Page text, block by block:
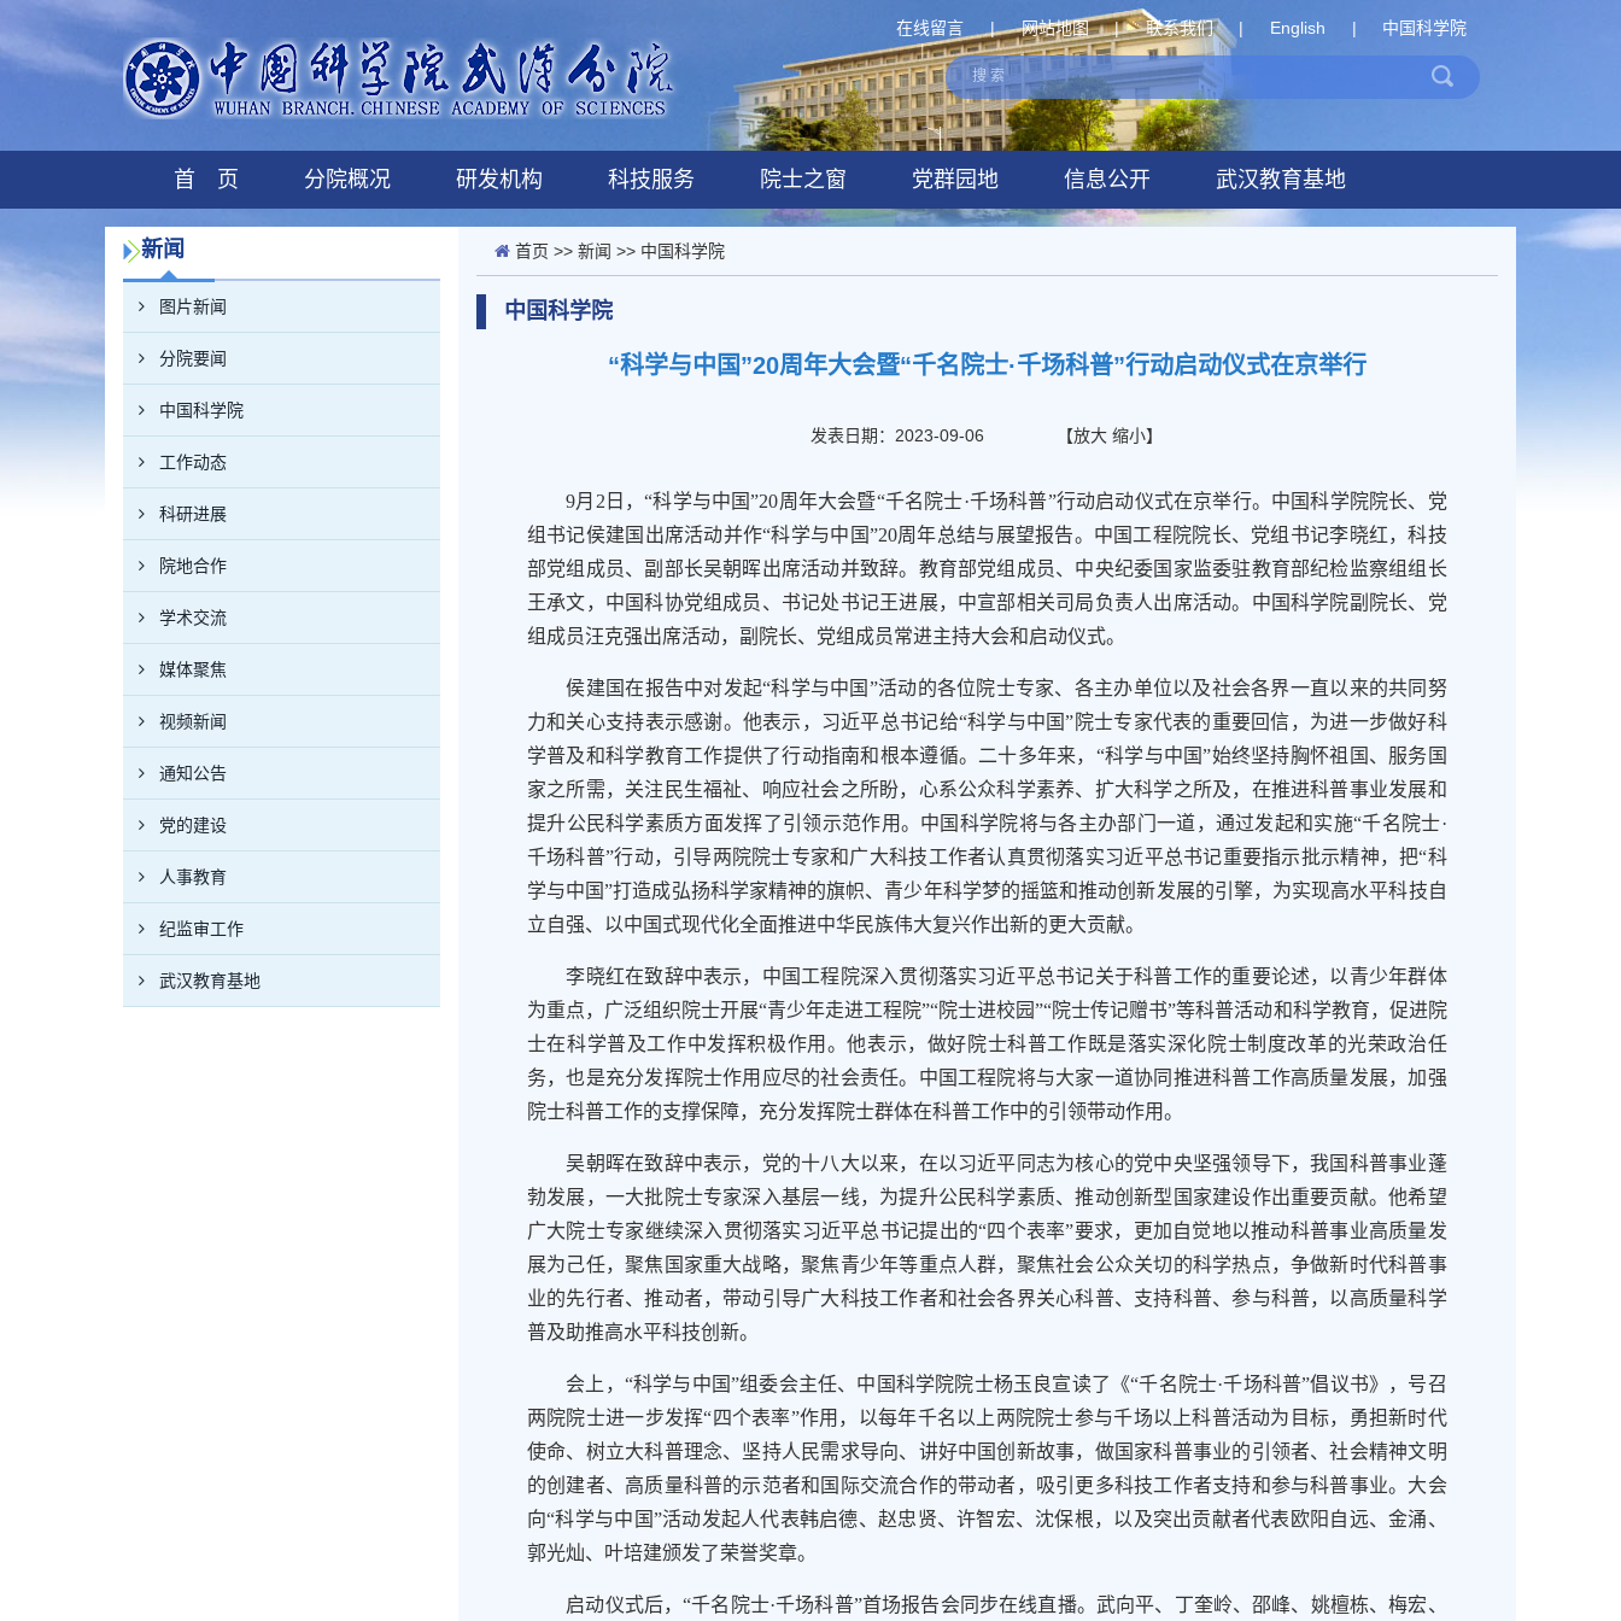
中国科学院
|
English
|
联系我们
|
网站地图
|
在线留言
首 页 分院概况 研发机构 科技服务 院士之窗 党群园地 信息公开 武汉教育基地
新闻
图片新闻
分院要闻
中国科学院
工作动态
科研进展
院地合作
学术交流
媒体聚焦
视频新闻
通知公告
党的建设
人事教育
纪监审工作
武汉教育基地
首页 >> 新闻 >> 中国科学院
中国科学院
“科学与中国”20周年大会暨“千名院士·千场科普”行动启动仪式在京举行
发表日期：2023-09-06 【放大 缩小】
9月2日，“科学与中国”20周年大会暨“千名院士·千场科普”行动启动仪式在京举行。中国科学院院长、党
组书记侯建国出席活动并作“科学与中国”20周年总结与展望报告。中国工程院院长、党组书记李晓红，科技
部党组成员、副部长吴朝晖出席活动并致辞。教育部党组成员、中央纪委国家监委驻教育部纪检监察组组长
王承文，中国科协党组成员、书记处书记王进展，中宣部相关司局负责人出席活动。中国科学院副院长、党
组成员汪克强出席活动，副院长、党组成员常进主持大会和启动仪式。
侯建国在报告中对发起“科学与中国”活动的各位院士专家、各主办单位以及社会各界一直以来的共同努
力和关心支持表示感谢。他表示，习近平总书记给“科学与中国”院士专家代表的重要回信，为进一步做好科
学普及和科学教育工作提供了行动指南和根本遵循。二十多年来，“科学与中国”始终坚持胸怀祖国、服务国
家之所需，关注民生福祉、响应社会之所盼，心系公众科学素养、扩大科学之所及，在推进科普事业发展和
提升公民科学素质方面发挥了引领示范作用。中国科学院将与各主办部门一道，通过发起和实施“千名院士·
千场科普”行动，引导两院院士专家和广大科技工作者认真贯彻落实习近平总书记重要指示批示精神，把“科
学与中国”打造成弘扬科学家精神的旗帜、青少年科学梦的摇篮和推动创新发展的引擎，为实现高水平科技自
立自强、以中国式现代化全面推进中华民族伟大复兴作出新的更大贡献。
李晓红在致辞中表示，中国工程院深入贯彻落实习近平总书记关于科普工作的重要论述，以青少年群体
为重点，广泛组织院士开展“青少年走进工程院”“院士进校园”“院士传记赠书”等科普活动和科学教育，促进院
士在科学普及工作中发挥积极作用。他表示，做好院士科普工作既是落实深化院士制度改革的光荣政治任
务，也是充分发挥院士作用应尽的社会责任。中国工程院将与大家一道协同推进科普工作高质量发展，加强
院士科普工作的支撑保障，充分发挥院士群体在科普工作中的引领带动作用。
吴朝晖在致辞中表示，党的十八大以来，在以习近平同志为核心的党中央坚强领导下，我国科普事业蓬
勃发展，一大批院士专家深入基层一线，为提升公民科学素质、推动创新型国家建设作出重要贡献。他希望
广大院士专家继续深入贯彻落实习近平总书记提出的“四个表率”要求，更加自觉地以推动科普事业高质量发
展为己任，聚焦国家重大战略，聚焦青少年等重点人群，聚焦社会公众关切的科学热点，争做新时代科普事
业的先行者、推动者，带动引导广大科技工作者和社会各界关心科普、支持科普、参与科普，以高质量科学
普及助推高水平科技创新。
会上，“科学与中国”组委会主任、中国科学院院士杨玉良宣读了《“千名院士·千场科普”倡议书》，号召
两院院士进一步发挥“四个表率”作用，以每年千名以上两院院士参与千场以上科普活动为目标，勇担新时代
使命、树立大科普理念、坚持人民需求导向、讲好中国创新故事，做国家科普事业的引领者、社会精神文明
的创建者、高质量科普的示范者和国际交流合作的带动者，吸引更多科技工作者支持和参与科普事业。大会
向“科学与中国”活动发起人代表韩启德、赵忠贤、许智宏、沈保根，以及突出贡献者代表欧阳自远、金涌、
郭光灿、叶培建颁发了荣誉奖章。
启动仪式后，“千名院士·千场科普”首场报告会同步在线直播。武向平、丁奎岭、邵峰、姚檀栋、梅宏、